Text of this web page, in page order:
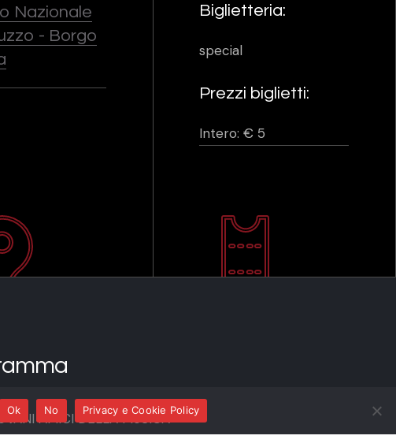
Nazionale
- Borgo
Biglietteria:
special
Prezzi biglietti:
Intero: € 5
AMICI DELLA MUSICA
Ok No Privacy e Cookie Policy